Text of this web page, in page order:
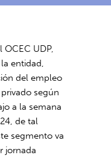
OCEC UDP,
entidad,
del empleo
según
a la semana
de tal
segmento va
jornada